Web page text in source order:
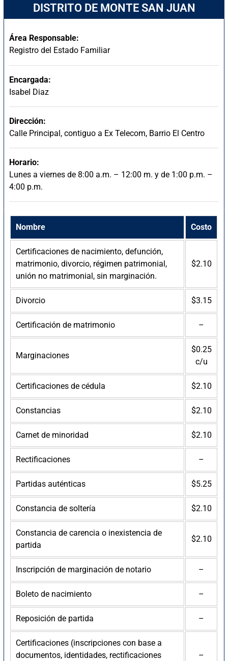
DISTRITO DE MONTE SAN JUAN
Área Responsable:
Registro del Estado Familiar
Encargada:
Isabel Diaz
Dirección:
Calle Principal, contiguo a Ex Telecom, Barrio El Centro
Horario:
Lunes a viernes de 8:00 a.m. – 12:00 m. y de 1:00 p.m. –
4:00 p.m.
Nombre Costo
Certificaciones de nacimiento, defunción,
matrimonio, divorcio, régimen patrimonial,
unión no matrimonial, sin marginación.
$2.10
Divorcio $3.15
Certificación de matrimonio –
Marginaciones
$0.25
c/u
Certificaciones de cédula $2.10
Constancias $2.10
Carnet de minoridad $2.10
Rectificaciones –
Partidas auténticas $5.25
Constancia de soltería $2.10
Constancia de carencia o inexistencia de
partida
$2.10
Inscripción de marginación de notario –
Boleto de nacimiento –
Reposición de partida –
Certificaciones (inscripciones con base a
documentos, identidades, rectificaciones
–